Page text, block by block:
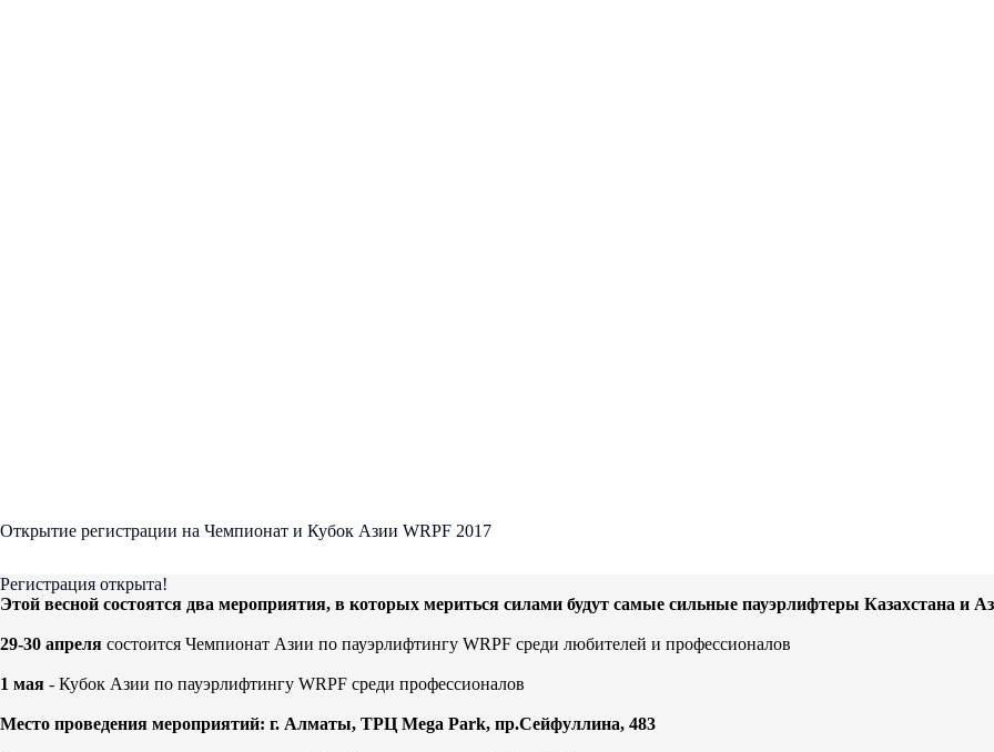
Открытие регистрации на Чемпионат и Кубок Азии WRPF 2017
Регистрация открыта!
Этой весной состоятся два мероприятия, в которых мериться силами будут самые сильные пауэрлифтеры Казахстана и
29-30 апреля состоится Чемпионат Азии по пауэрлифтингу WRPF среди любителей и профессионалов
1 мая - Кубок Азии по пауэрлифтингу WRPF среди профессионалов
Место проведения мероприятий: г. Алматы, ТРЦ Mega Park, пр.Сейфуллина, 483